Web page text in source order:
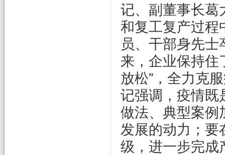
记、副董事长葛
和复工复产过程
员、干部身先
来，企业保持住
放松”，全力克
记强调，疫情既
做法、典型案例
发展的动力；要
级，进一步完成